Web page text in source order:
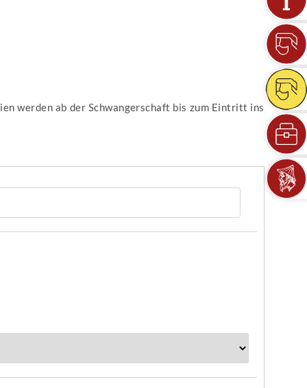
werden ab der Schwangerschaft bis zum Eintritt ins